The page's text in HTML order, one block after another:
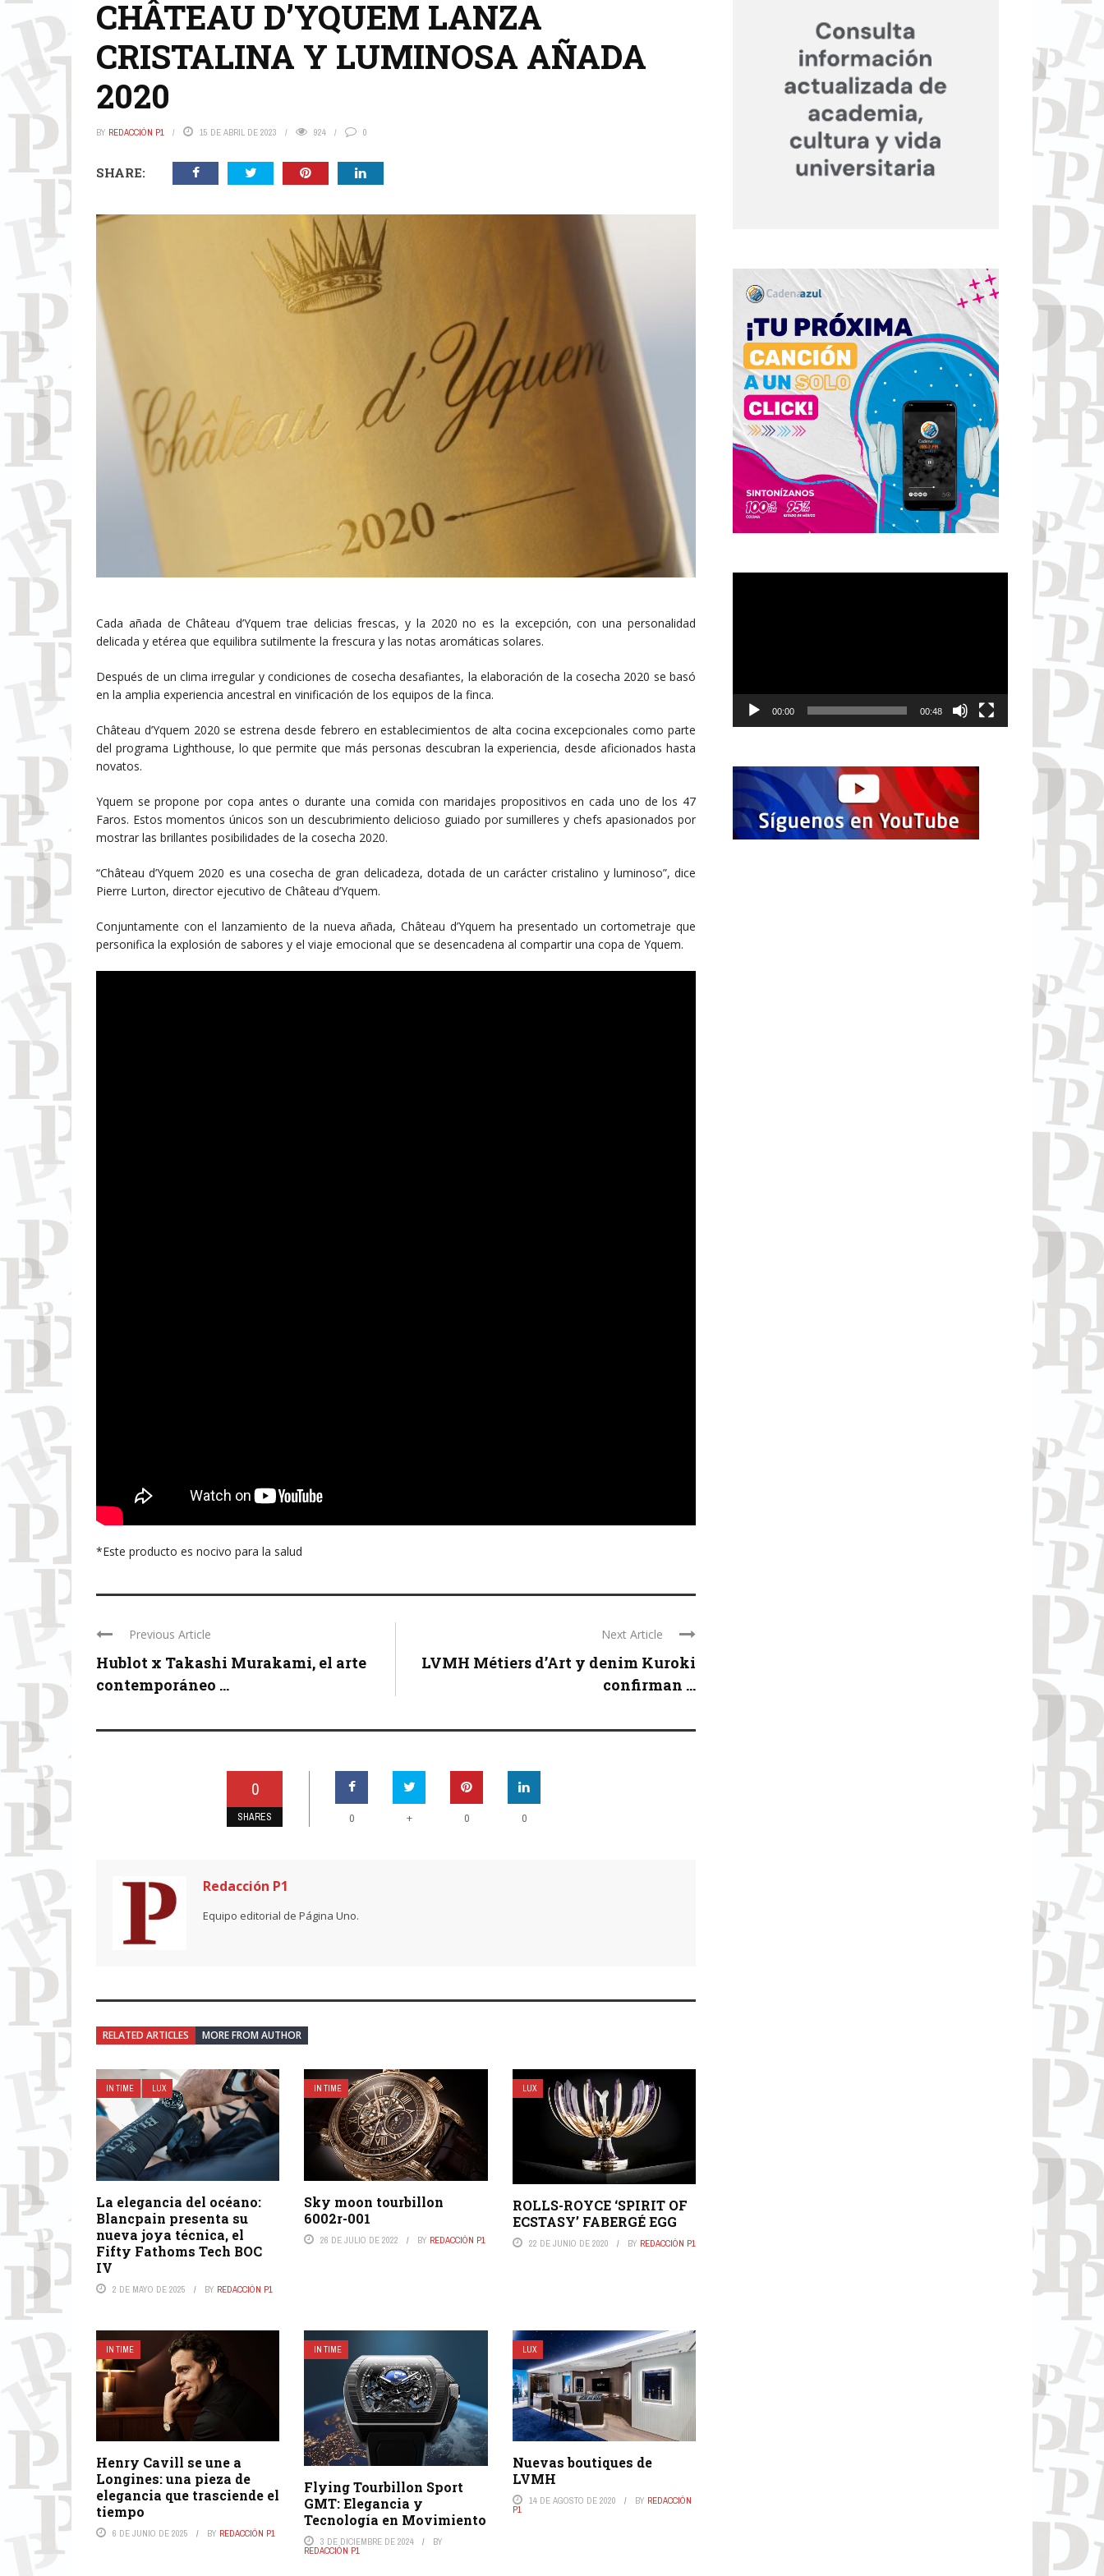
CHÂTEAU D’YQUEM LANZA
CRISTALINA Y LUMINOSA AÑADA
2020
BY REDACCIÓN P1 15 DE ABRIL DE 2023 924 0
SHARE:
Cada añada de Château d’Yquem trae delicias frescas, y la 2020 no es la excepción, con una personalidad
delicada y etérea que equilibra sutilmente la frescura y las notas aromáticas solares.
Después de un clima irregular y condiciones de cosecha desafiantes, la elaboración de la cosecha 2020 se basó
en la amplia experiencia ancestral en vinificación de los equipos de la finca.
Château d’Yquem 2020 se estrena desde febrero en establecimientos de alta cocina excepcionales como parte
del programa Lighthouse, lo que permite que más personas descubran la experiencia, desde aficionados hasta
novatos.
Yquem se propone por copa antes o durante una comida con maridajes propositivos en cada uno de los 47
Faros. Estos momentos únicos son un descubrimiento delicioso guiado por sumilleres y chefs apasionados por
mostrar las brillantes posibilidades de la cosecha 2020.
“Château d’Yquem 2020 es una cosecha de gran delicadeza, dotada de un carácter cristalino y luminoso”, dice
Pierre Lurton, director ejecutivo de Château d’Yquem.
Conjuntamente con el lanzamiento de la nueva añada, Château d’Yquem ha presentado un cortometraje que
personifica la explosión de sabores y el viaje emocional que se desencadena al compartir una copa de Yquem.
*Este producto es nocivo para la salud
Previous Article
Hublot x Takashi Murakami, el arte
contemporáneo ...
Next Article
LVMH Métiers d’Art y denim Kuroki
confirman ...
0
SHARES 0 + 0 0
Redacción P1
Equipo editorial de Página Uno.
RELATED ARTICLES MORE FROM AUTHOR
IN TIME LUX
La elegancia del océano:
Blancpain presenta su
nueva joya técnica, el
Fifty Fathoms Tech BOC
IV
2 DE MAYO DE 2025 BY REDACCIÓN P1
IN TIME
Sky moon tourbillon
6002r-001
26 DE JULIO DE 2022 BY REDACCIÓN P1
LUX
ROLLS-ROYCE ‘SPIRIT OF
ECSTASY’ FABERGÉ EGG
22 DE JUNIO DE 2020 BY REDACCIÓN P1
IN TIME
Henry Cavill se une a
Longines: una pieza de
elegancia que trasciende el
tiempo
6 DE JUNIO DE 2025 BY REDACCIÓN P1
IN TIME
Flying Tourbillon Sport
GMT: Elegancia y
Tecnología en Movimiento
3 DE DICIEMBRE DE 2024 BY
REDACCIÓN P1
LUX
Nuevas boutiques de
LVMH
14 DE AGOSTO DE 2020 BY REDACCIÓN
P1
00:00 00:48